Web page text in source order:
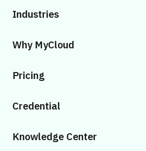
Industries
Why MyCloud
Pricing
Credential
Knowledge Center